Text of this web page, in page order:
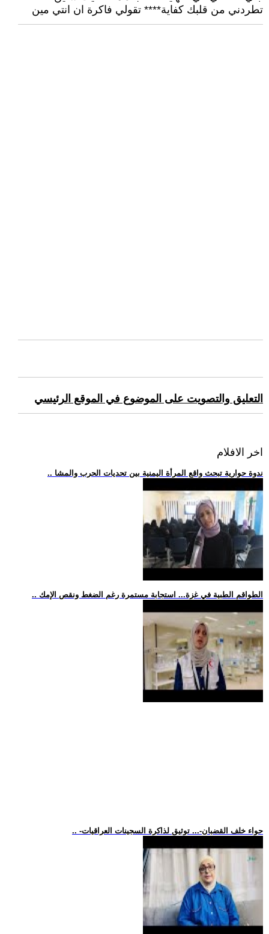
تطردني من قلبك كفاية**** تقولي فاكرة ان انتي مين
التعليق والتصويت على الموضوع في الموقع الرئيسي
اخر الافلام
.. ندوة حوارية تبحث واقع المرأة اليمنية بين تحديات الحرب والمشا
.. الطواقم الطبية في غزة... استجابة مستمرة رغم الضغط ونقص الإمك
.. -حواء خلف القضبان-... توثيق لذاكرة السجينات العراقيات